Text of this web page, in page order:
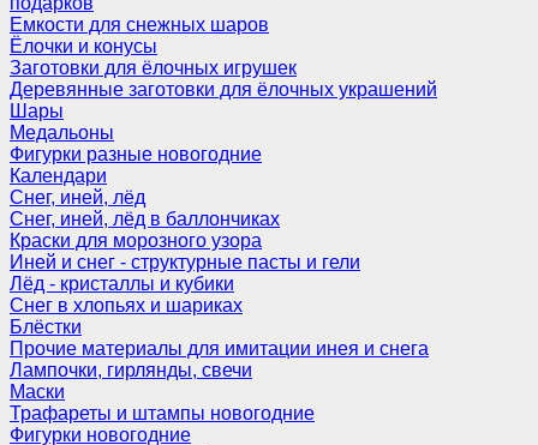
Емкости для снежных шаров
Ёлочки и конусы
Заготовки для ёлочных игрушек
Деревянные заготовки для ёлочных украшений
Шары
Медальоны
Фигурки разные новогодние
Календари
Снег, иней, лёд
Снег, иней, лёд в баллончиках
Краски для морозного узора
Иней и снег - структурные пасты и гели
Лёд - кристаллы и кубики
Снег в хлопьях и шариках
Блёстки
Прочие материалы для имитации инея и снега
Лампочки, гирлянды, свечи
Маски
Трафареты и штампы новогодние
Фигурки новогодние